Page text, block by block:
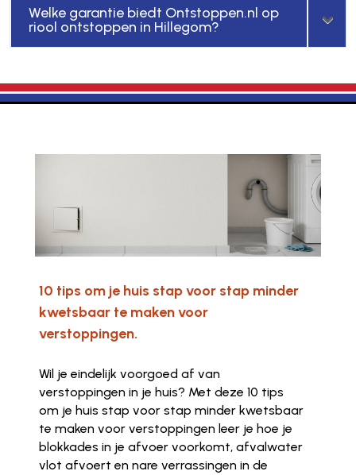
Welke garantie biedt Ontstoppen.nl op
riool ontstoppen in Hillegom?
10 tips om je huis stap voor stap minder
kwetsbaar te maken voor
verstoppingen.
Wil je eindelijk voorgoed af van
verstoppingen in je huis? Met deze 10 tips
om je huis stap voor stap minder kwetsbaar
te maken voor verstoppingen leer je hoe je
blokkades in je afvoer voorkomt, afvalwater
vlot afvoert en nare verrassingen in de